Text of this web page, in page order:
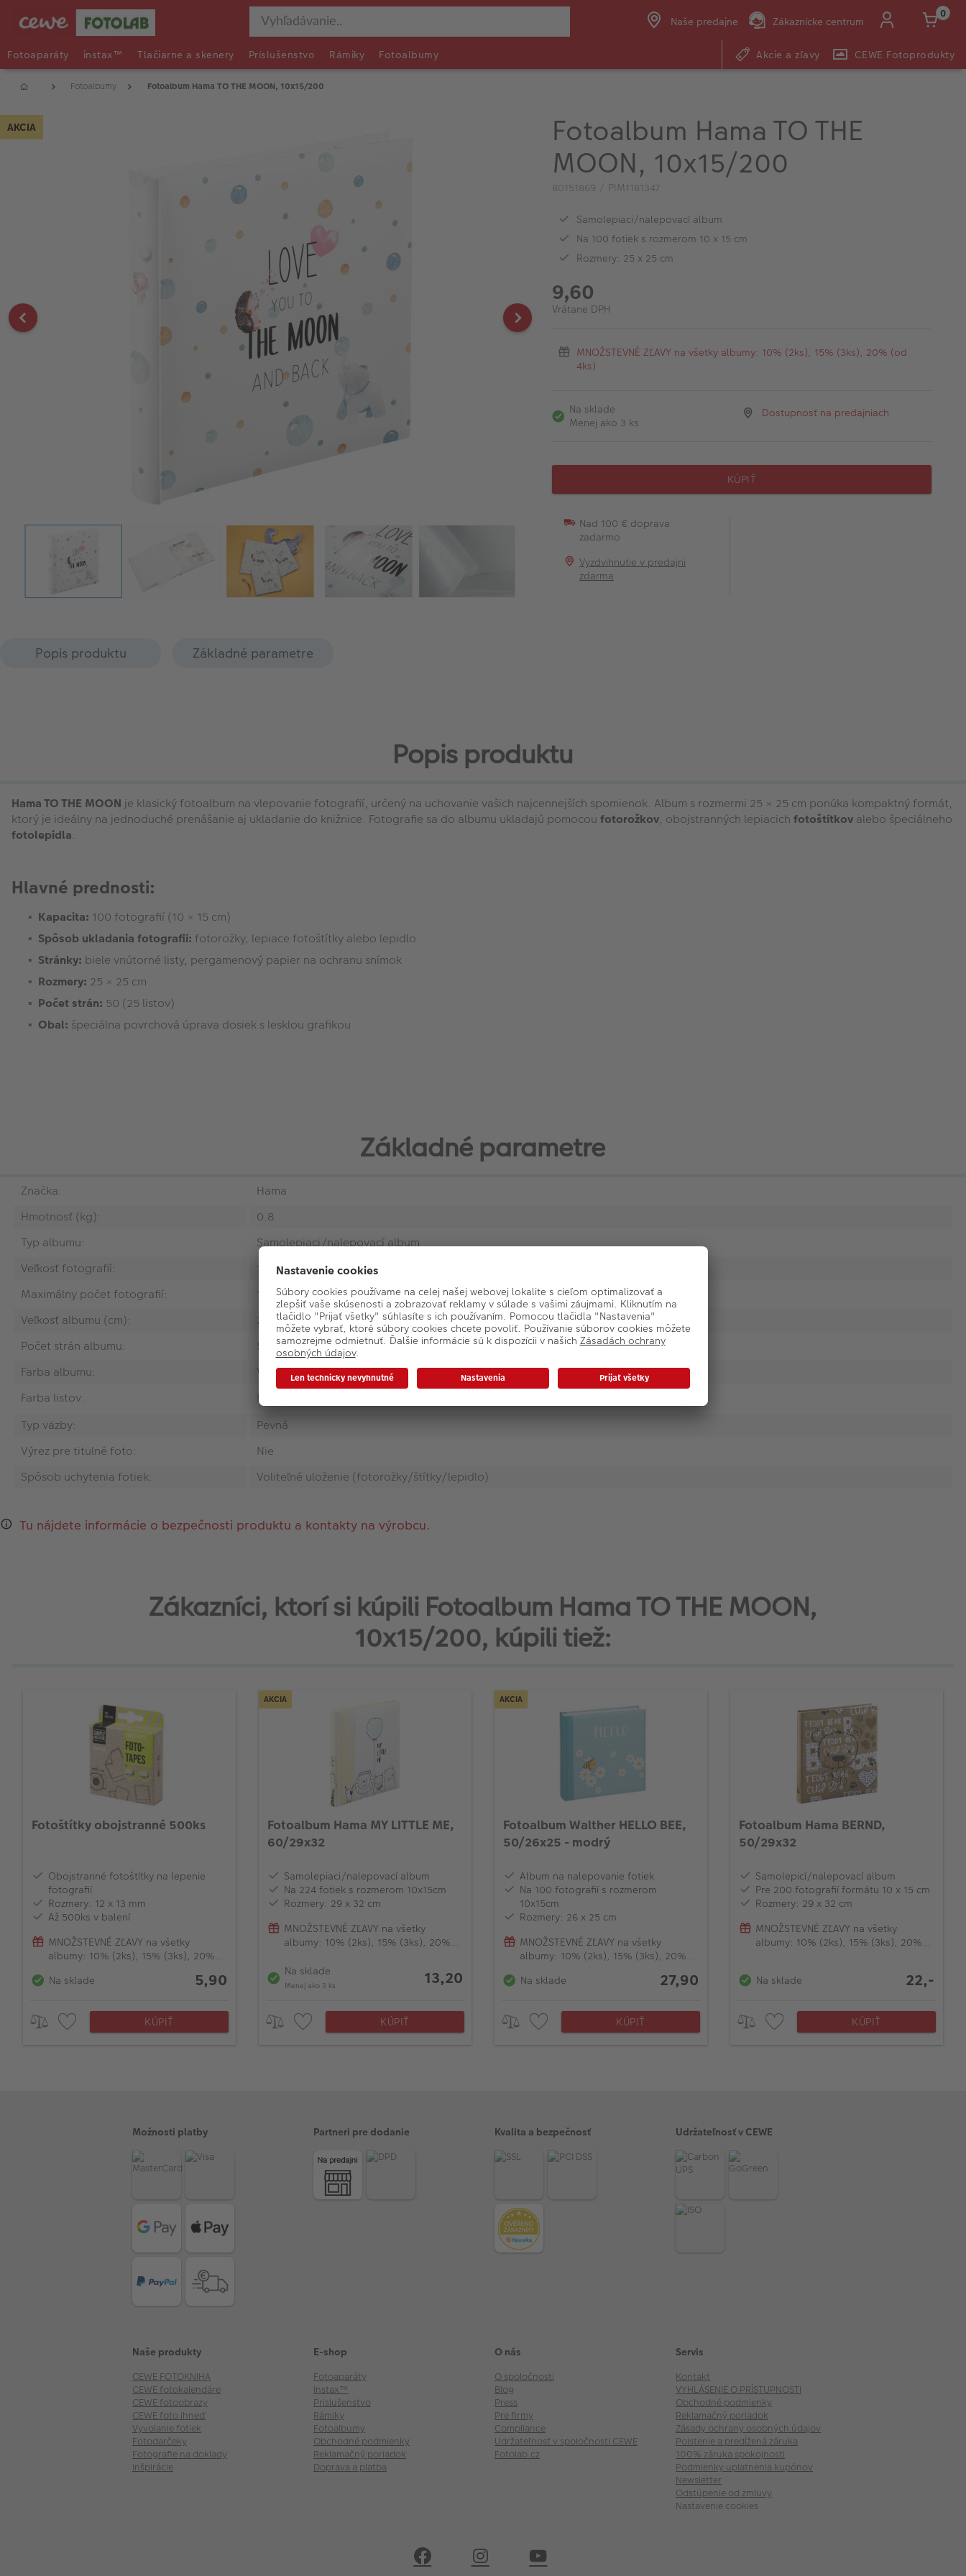
Naše predajne Zákaznícke centrum
0
Fotoaparáty instax™ Tlačiarne a skenery Príslušenstvo Rámiky Fotoalbumy Akcie a zľavy CEWE Fotoprodukty
Fotoalbumy Fotoalbum Hama TO THE MOON, 10x15/200
AKCIA
Fotoalbum Hama TO THE
MOON, 10x15/200
80151869 / PIM1181347
Samolepiaci/nalepovací album
Na 100 fotiek s rozmerom 10 x 15 cm
Rozmery: 25 x 25 cm
9,60
Vrátane DPH
MNOŽSTEVNÉ ZĽAVY na všetky albumy: 10% (2ks), 15% (3ks), 20% (od
4ks)
Na sklade
Menej ako 3 ks
Dostupnosť na predajniach
KÚPIŤ
Nad 100 € doprava
zadarmo
Vyzdvihnutie v predajni
zdarma
Popis produktu Základné parametre
Popis produktu
Hama TO THE MOON je klasický fotoalbum na vlepovanie fotografií, určený na uchovanie vašich najcennejších spomienok. Album s rozmermi 25 × 25 cm ponúka kompaktný formát,
ktorý je ideálny na jednoduché prenášanie aj ukladanie do knižnice. Fotografie sa do albumu ukladajú pomocou fotorožkov, obojstranných lepiacich fotoštítkov alebo špeciálneho
fotolepidla.
Hlavné prednosti:
Kapacita: 100 fotografií (10 × 15 cm)
Spôsob ukladania fotografií: fotorožky, lepiace fotoštítky alebo lepidlo
Stránky: biele vnútorné listy, pergamenový papier na ochranu snímok
Rozmery: 25 × 25 cm
Počet strán: 50 (25 listov)
Obal: špeciálna povrchová úprava dosiek s lesklou grafikou
Základné parametre
Značka:
Hama
Hmotnosť (kg):
0.8
Typ albumu:
Samolepiaci/nalepovací album
Veľkosť fotografií:
10 x 15
Maximálny počet fotografií:
100
Veľkosť albumu (cm):
25 x 25
Počet strán albumu:
50
Farba albumu:
Viacfarebná
Farba listov:
Biela
Typ väzby:
Pevná
Výrez pre titulné foto:
Nie
Spôsob uchytenia fotiek:
Voliteľné uloženie (fotorožky/štítky/lepidlo)
Tu nájdete informácie o bezpečnosti produktu a kontakty na výrobcu.
Zákazníci, ktorí si kúpili Fotoalbum Hama TO THE MOON,
10x15/200, kúpili tiež:
Fotoštítky obojstranné 500ks
Obojstranné fotoštítky na lepenie
fotografií
Rozmery: 12 x 13 mm
Až 500ks v balení
MNOŽSTEVNÉ ZĽAVY na všetky
albumy: 10% (2ks), 15% (3ks), 20%
Na sklade 5,90
KÚPIŤ
AKCIA
Fotoalbum Hama MY LITTLE ME,
60/29x32
Samolepiaci/nalepovací album
Na 224 fotiek s rozmerom 10x15cm
Rozmery: 29 x 32 cm
MNOŽSTEVNÉ ZĽAVY na všetky
albumy: 10% (2ks), 15% (3ks), 20%
Na sklade
Menej ako 3 ks 13,20
KÚPIŤ
AKCIA
Fotoalbum Walther HELLO BEE,
50/26x25 - modrý
Album na nalepovanie fotiek
Na 100 fotografií s rozmerom
10x15cm
Rozmery: 26 x 25 cm
MNOŽSTEVNÉ ZĽAVY na všetky
albumy: 10% (2ks), 15% (3ks), 20%
Na sklade 27,90
KÚPIŤ
Fotoalbum Hama BERND,
50/29x32
Samolepicí/nalepovací album
Pre 200 fotografií formátu 10 x 15 cm
Rozmery: 29 x 32 cm
MNOŽSTEVNÉ ZĽAVY na všetky
albumy: 10% (2ks), 15% (3ks), 20%
Na sklade
22,-
KÚPIŤ
Možnosti platby Partneri pre dodanie Kvalita a bezpečnosť Udržateľnosť v CEWE
Naše produkty
CEWE FOTOKNIHA
CEWE fotokalendáre
CEWE fotoobrazy
CEWE foto ihneď
Vyvolanie fotiek
Fotodarčeky
Fotografie na doklady
Inšpirácie
E-shop
Fotoaparáty
Instax™
Prislušenstvo
Rámiky
Fotoalbumy
Obchodné podmienky
Reklamačný poriadok
Doprava a platba
O nás
O spoločnosti
Blog
Press
Pre firmy
Compliance
Udržateľnosť v spoločnosti CEWE
Fotolab.cz
Servis
Kontakt
VYHLÁSENIE O PRÍSTUPNOSTI
Obchodné podmienky
Reklamačný poriadok
Zásady ochrany osobných údajov
Poistenie a predĺžená záruka
100% záruka spokojnosti
Podmienky uplatnenia kupónov
Newsletter
Odstúpenie od zmluvy
Nastavenie cookies